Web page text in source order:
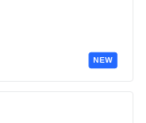
NEW